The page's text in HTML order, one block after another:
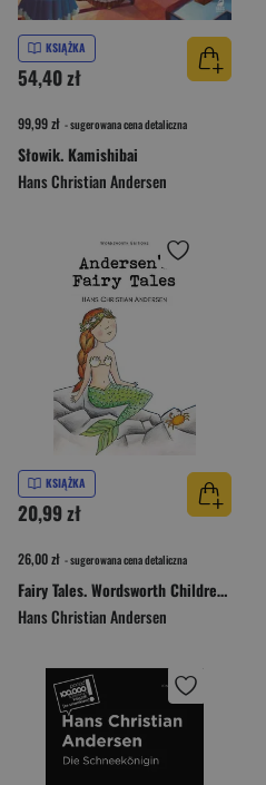
KSIĄŻKA
54,40 zł
99,99 zł - sugerowana cena detaliczna
Słowik. Kamishibai
Hans Christian Andersen
KSIĄŻKA
20,99 zł
26,00 zł - sugerowana cena detaliczna
Fairy Tales. Wordsworth Children's Classics wer. angielska
Hans Christian Andersen